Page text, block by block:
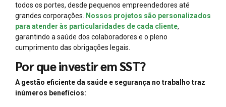
todos os portes, desde pequenos empreendedores até
grandes corporações.
Nossos projetos são personalizados
para atender às particularidades de cada cliente,
garantindo a saúde dos colaboradores e o pleno
cumprimento das obrigações legais.
Por que investir em SST?
A gestão eficiente da saúde e segurança no trabalho traz
inúmeros benefícios: